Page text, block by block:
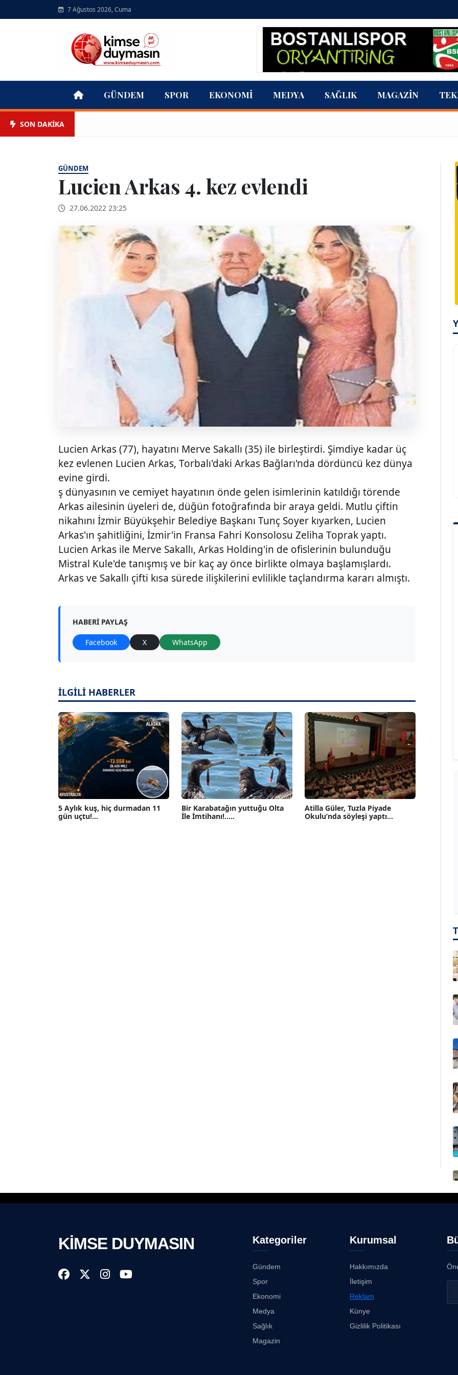
7 Ağustos 2026, Cuma
GÜNDEM SPOR EKONOMI MEDYA SAĞLIK MAGAZIN
SON DAKİKA
GÜNDEM
Lucien Arkas 4. kez evlendi
27.06.2022 23:25
Lucien Arkas (77), hayatını Merve Sakallı (35) ile birleştirdi. Şimdiye kadar üç
kez evlenen Lucien Arkas, Torbalı'daki Arkas Bağları'nda dördüncü kez dünya
evine girdi.
ş dünyasının ve cemiyet hayatının önde gelen isimlerinin katıldığı törende
Arkas ailesinin üyeleri de, düğün fotoğrafında bir araya geldi. Mutlu çiftin
nikahını İzmir Büyükşehir Belediye Başkanı Tunç Soyer kıyarken, Lucien
Arkas'ın şahitliğini, İzmir'in Fransa Fahri Konsolosu Zeliha Toprak yaptı.
Lucien Arkas ile Merve Sakallı, Arkas Holding'in de ofislerinin bulunduğu
Mistral Kule'de tanışmış ve bir kaç ay önce birlikte olmaya başlamışlardı.
Arkas ve Sakallı çifti kısa sürede ilişkilerini evlilikle taçlandırma kararı almıştı.
HABERI PAYLAŞ
Facebook X WhatsApp
İLGİLİ HABERLER
5 Aylık kuş, hiç durmadan 11
gün uçtu!...
Bir Karabatağın yuttuğu Olta
İle İmtihanı!.....
Atilla Güler, Tuzla Piyade
Okulu’nda söyleşi yaptı...
KİMSE DUYMASIN Kategoriler
Gündem
Spor
Ekonomi
Medya
Sağlık
Magazin
Kurumsal
Hakkımızda
İletişim
Reklam
Künye
Gizlilik Politikası